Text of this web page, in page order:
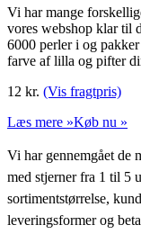
Vi har mange
vores webshop klar til
6000 perler i og
farve af lilla og pifter
12 kr. (Vis fragtpris)
Læs mere »Køb nu »
Vi har gennemgået de
med stjerner fra 1 til 5
sortimentstørrelse,
leveringsformer og